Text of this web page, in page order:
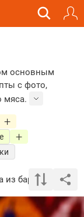
основным
с фото,
мяса.
из баранины